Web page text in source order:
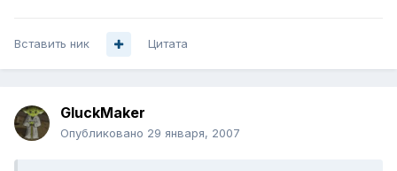
Вставить ник Цитата
GluckMaker
Опубликовано 29 января, 2007